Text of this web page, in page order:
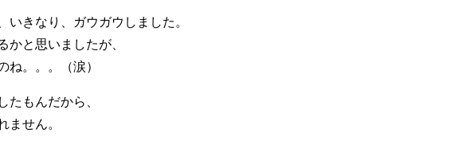
いきなり、ガウガウしました。
かと思いましたが、
ね。。。（涙）
たもんだから、
ません。